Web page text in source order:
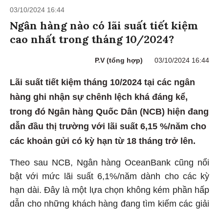
03/10/2024 16:44
Ngân hàng nào có lãi suất tiết kiệm
cao nhất trong tháng 10/2024?
P.V (tổng hợp) 03/10/2024 16:44
Lãi suất tiết kiệm tháng 10/2024 tại các ngân
hàng ghi nhận sự chênh lệch khá đáng kể,
trong đó Ngân hàng Quốc Dân (NCB) hiện đang
dẫn đầu thị trường với lãi suất 6,15 %/năm cho
các khoản gửi có kỳ hạn từ 18 tháng trở lên.
Theo sau NCB, Ngân hàng OceanBank cũng nổi
bật với mức lãi suất 6,1%/năm dành cho các kỳ
hạn dài. Đây là một lựa chọn không kém phần hấp
dẫn cho những khách hàng đang tìm kiếm các giải